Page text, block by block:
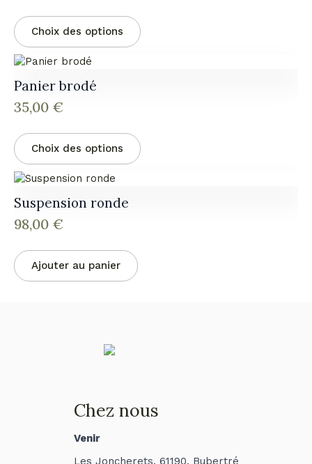
être
choisies
sur
la
page
produit
Choix des options
Ce
produit
a
plusieurs
variations.
options
être
choisies
sur
la
page
produit
Panier brodé
35,00 €
Choix des options
Ce
produit
plusieurs
variations.
options
être
choisies
sur
Suspension ronde
98,00 €
Ajouter au panier
Chez nous
Venir
Les Joncherets, 61190, Bubertré